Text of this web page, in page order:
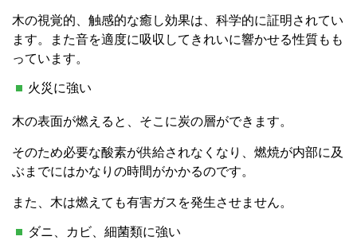
木の視覚的、触感的な癒し効果は、科学的に証明されてい
ます。また音を適度に吸収してきれいに響かせる性質もも
っています。
火災に強い
木の表面が燃えると、そこに炭の層ができます。
そのため必要な酸素が供給されなくなり、燃焼が内部に及
ぶまでにはかなりの時間がかかるのです。
また、木は燃えても有害ガスを発生させません。
ダニ、カビ、細菌類に強い